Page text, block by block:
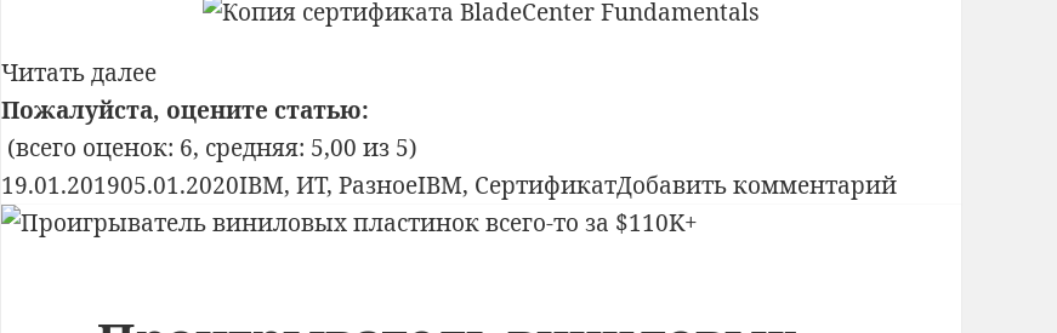
Читать далееКазахстан,
внимание!
Обнаружены
мошенники!
Пожалуйста, оцените статью:
(всего оценок: 6, средняя: 5,00 из 5)
Опубликовано
19.01.201905.01.2020Рубрики
IBM,ИТ,РазноеМетки
IBM, СертификатДобавить комментарийк